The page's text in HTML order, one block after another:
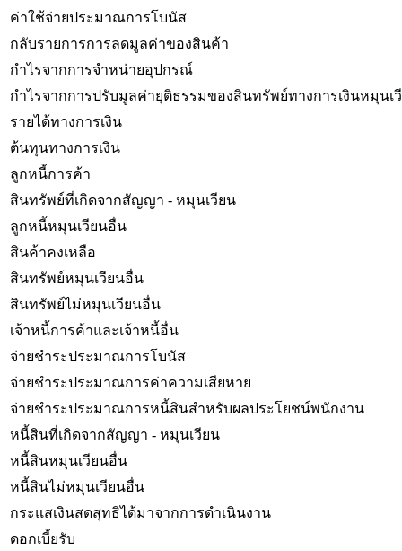
ค่าใช้จ่ายประมาณการโบนัส
กลับรายการการลดมูลค่าของสินค้า
กำไรจากการจำหน่ายอุปกรณ์
กำไรจากการปรับมูลค่ายุติธรรมของสินทรัพย์ทางการเงินหมุนเ
รายได้ทางการเงิน
ต้นทุนทางการเงิน
ลูกหนี้การค้า
สินทรัพย์ที่เกิดจากสัญญา - หมุนเวียน
ลูกหนี้หมุนเวียนอื่น
สินค้าคงเหลือ
สินทรัพย์หมุนเวียนอื่น
สินทรัพย์ไม่หมุนเวียนอื่น
เจ้าหนี้การค้าและเจ้าหนี้อื่น
จ่ายชำระประมาณการโบนัส
จ่ายชำระประมาณการค่าความเสียหาย
จ่ายชำระประมาณการหนี้สินสำหรับผลประโยชน์พนักงาน
หนี้สินที่เกิดจากสัญญา - หมุนเวียน
หนี้สินหมุนเวียนอื่น
หนี้สินไม่หมุนเวียนอื่น
กระแสเงินสดสุทธิได้มาจากการดำเนินงาน
ดอกเบี้ยรับ